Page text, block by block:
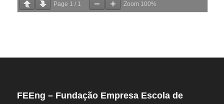
Page 1 / 1 Zoom 100%
FEEng – Fundação Empresa Escola de